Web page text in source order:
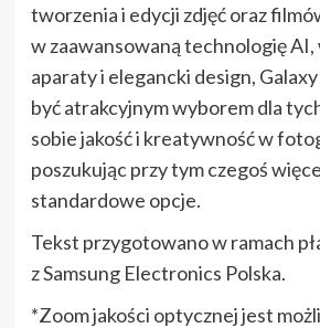
tworzenia i edycji zdjęć oraz
w zaawansowaną technologię AI,
aparaty i elegancki design,
być atrakcyjnym wyborem dla
sobie jakość i kreatywność w
poszukując przy tym czegoś
standardowe opcje.
Tekst przygotowano w ramach
z Samsung Electronics Polska.
*Zoom jakości optycznej jest